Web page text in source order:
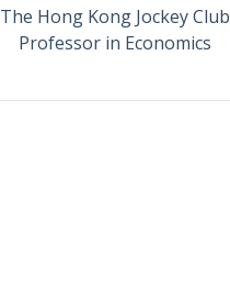
The Hong Kong Jockey Club
Professor in Economics